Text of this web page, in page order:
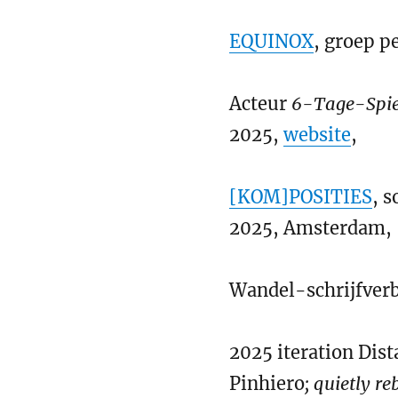
EQUINOX, groep
Acteur 6-Tage-
2025,website,
[KOM]POSITIES,
2025, Amsterdam,
Wandel-
2025 iteration
Pinhiero; quietly